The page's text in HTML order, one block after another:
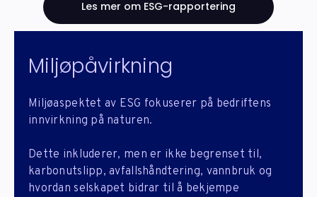
Les mer om ESG-rapportering
Miljøpåvirkning
Miljøaspektet av ESG fokuserer på bedriftens
innvirkning på naturen.
Dette inkluderer, men er ikke begrenset til,
karbonutslipp, avfallshåndtering, vannbruk og
hvordan selskapet bidrar til å bekjempe